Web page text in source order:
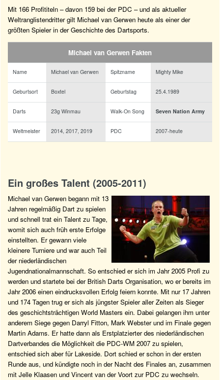
Mit 166 Profititeln – davon 159 bei der PDC – und als aktueller
Weltranglistendritter gilt Michael van Gerwen heute als einer der
größten Spieler in der Geschichte des Dartsports.
Michael van Gerwen Fakten
Name Michael van Gerwen Spitzname Mighty Mike
Geburtsort Boxtel Geburtstag 25.4.1989
Darts 23g Winmau Walk-On Song Seven Nation Army
Weltmeister 2014, 2017, 2019 PDC 2007-heute
Ein großes Talent (2005-2011)
Michael van Gerwen begann mit 13
Jahren regelmäßig Dart zu spielen
und schnell trat ein Talent zu Tage,
womit sich auch früh erste Erfolge
einstellten. Er gewann viele
kleinere Turniere und war auch Teil
der niederländischen
Jugendnationalmannschaft. So entschied er sich im Jahr 2005 Profi zu
werden und startete bei der British Darts Organisation, wo er bereits im
Jahr 2006 einen eindrucksvollen Erfolg feiern konnte. Mit nur 17 Jahren
und 174 Tagen trug er sich als jüngster Spieler aller Zeiten als Sieger
des geschichtsträchtigen World Masters ein. Dabei gelangen ihm unter
anderem Siege gegen Darryl Fitton, Mark Webster und im Finale gegen
Martin Adams. Er hatte dann als Erstplatzierter des niederländischen
Dartverbandes die Möglichkeit die PDC-WM 2007 zu spielen,
entschied sich aber für Lakeside. Dort schied er schon in der ersten
Runde aus, und kündigte noch in der Nacht des Finales an, zusammen
mit Jelle Klaasen und Vincent van der Voort zur PDC zu wechseln.